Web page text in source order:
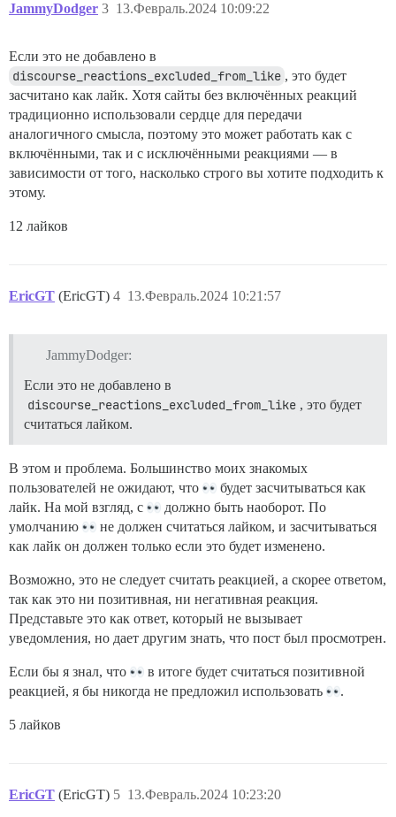
JammyDodger 13.Февраль.2024 10:09:22
3
Если это не добавлено в
discourse_reactions_excluded_from_like , это будет
засчитано как лайк. Хотя сайты без включённых реакций
традиционно использовали сердце для передачи
аналогичного смысла, поэтому это может работать как с
включёнными, так и с исключёнными реакциями — в
зависимости от того, насколько строго вы хотите подходить к
этому.
12 лайков
EricGT (EricGT) 13.Февраль.2024 10:21:57
4
JammyDodger:
Если это не добавлено в
discourse_reactions_excluded_from_like , это будет
считаться лайком.
В этом и проблема. Большинство моих знакомых
пользователей не ожидают, что
будет засчитываться как
лайк. На мой взгляд, с
должно быть наоборот. По
умолчанию
не должен считаться лайком, и засчитываться
как лайк он должен только если это будет изменено.
Возможно, это не следует считать реакцией, а скорее ответом,
так как это ни позитивная, ни негативная реакция.
Представьте это как ответ, который не вызывает
уведомления, но дает другим знать, что пост был просмотрен.
Если бы я знал, что
в итоге будет считаться позитивной
реакцией, я бы никогда не предложил использовать
.
5 лайков
EricGT (EricGT) 13.Февраль.2024 10:23:20
5